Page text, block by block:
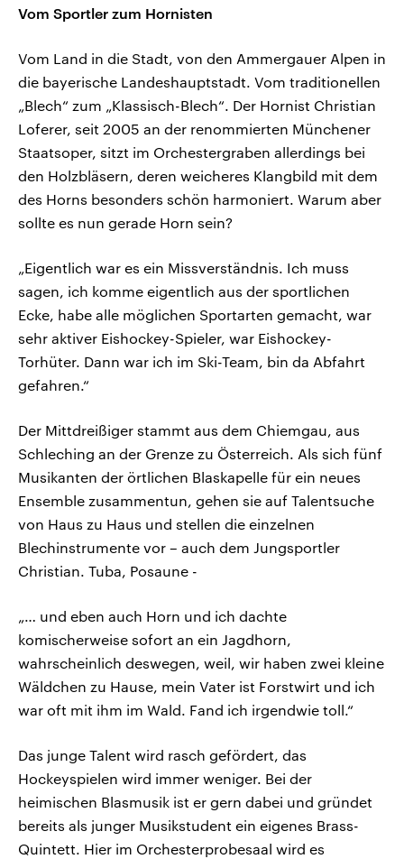
Vom Sportler zum Hornisten
Vom Land in die Stadt, von den Ammergauer Alpen in
die bayerische Landeshauptstadt. Vom traditionellen
„Blech“ zum „Klassisch-Blech“. Der Hornist Christian
Loferer, seit 2005 an der renommierten Münchener
Staatsoper, sitzt im Orchestergraben allerdings bei
den Holzbläsern, deren weicheres Klangbild mit dem
des Horns besonders schön harmoniert. Warum aber
sollte es nun gerade Horn sein?
„Eigentlich war es ein Missverständnis. Ich muss
sagen, ich komme eigentlich aus der sportlichen
Ecke, habe alle möglichen Sportarten gemacht, war
sehr aktiver Eishockey-Spieler, war Eishockey-
Torhüter. Dann war ich im Ski-Team, bin da Abfahrt
gefahren.“
Der Mittdreißiger stammt aus dem Chiemgau, aus
Schleching an der Grenze zu Österreich. Als sich fünf
Musikanten der örtlichen Blaskapelle für ein neues
Ensemble zusammentun, gehen sie auf Talentsuche
von Haus zu Haus und stellen die einzelnen
Blechinstrumente vor – auch dem Jungsportler
Christian. Tuba, Posaune -
„… und eben auch Horn und ich dachte
komischerweise sofort an ein Jagdhorn,
wahrscheinlich deswegen, weil, wir haben zwei kleine
Wäldchen zu Hause, mein Vater ist Forstwirt und ich
war oft mit ihm im Wald. Fand ich irgendwie toll.“
Das junge Talent wird rasch gefördert, das
Hockeyspielen wird immer weniger. Bei der
heimischen Blasmusik ist er gern dabei und gründet
bereits als junger Musikstudent ein eigenes Brass-
Quintett. Hier im Orchesterprobesaal wird es